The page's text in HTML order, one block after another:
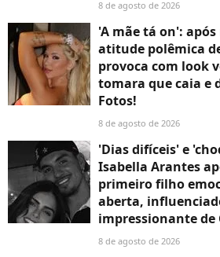
8 de agosto de 2026
'A mãe tá on':
atitude polêmica
provoca com look
tomara que caia e
Fotos!
8 de agosto de 2026
'Dias difíceis' e
Isabella Arantes
primeiro filho
aberta,
impressionante de
8 de agosto de 2026